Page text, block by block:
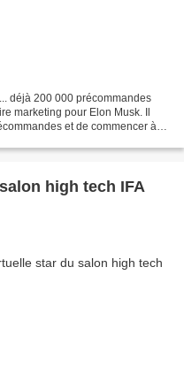
déjà 200 000 précommandes
marketing pour Elon Musk. Il
et de commencer à
high tech IFA